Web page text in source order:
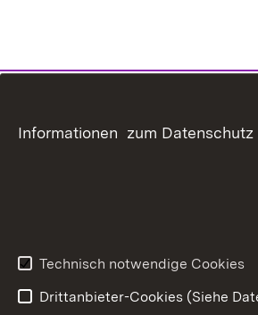
Informationen zum
Technisch notwendige Cookies
Drittanbieter-Cookies (Siehe